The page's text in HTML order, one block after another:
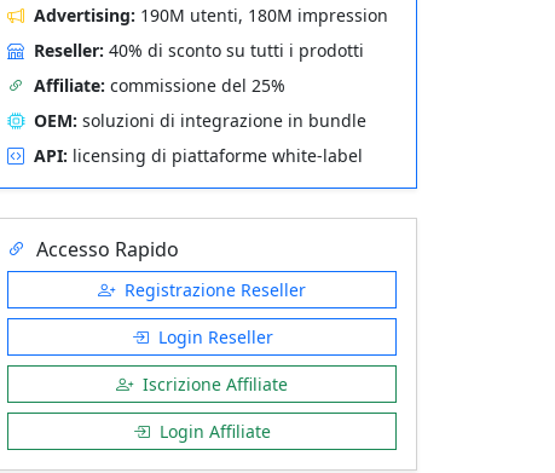
Advertising: 190M utenti, 180M impression
Reseller: 40% di sconto su tutti i prodotti
Affiliate: commissione del 25%
OEM: soluzioni di integrazione in bundle
API: licensing di piattaforme white-label
Accesso Rapido
Registrazione Reseller
Login Reseller
Iscrizione Affiliate
Login Affiliate